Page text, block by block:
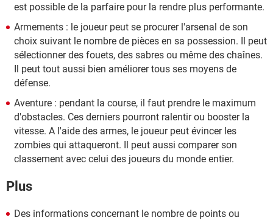
est possible de la parfaire pour la rendre plus performante.
Armements : le joueur peut se procurer l'arsenal de son
choix suivant le nombre de pièces en sa possession. Il peut
sélectionner des fouets, des sabres ou même des chaînes.
Il peut tout aussi bien améliorer tous ses moyens de
défense.
Aventure : pendant la course, il faut prendre le maximum
d'obstacles. Ces derniers pourront ralentir ou booster la
vitesse. A l'aide des armes, le joueur peut évincer les
zombies qui attaqueront. Il peut aussi comparer son
classement avec celui des joueurs du monde entier.
Plus
Des informations concernant le nombre de points ou